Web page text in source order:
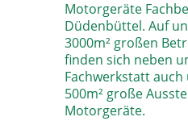
Motorgeräte
Düdenbüttel. Auf
3000m² großen
finden sich neben
Fachwerkstatt
500m² große
Motorgeräte.